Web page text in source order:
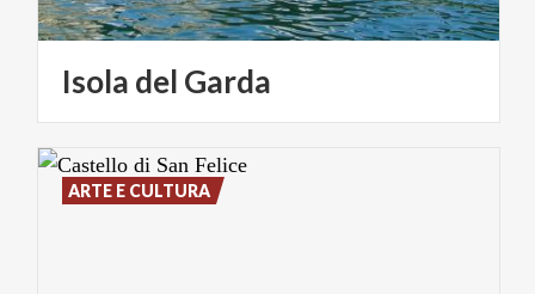
Isola del Garda
ARTE E CULTURA